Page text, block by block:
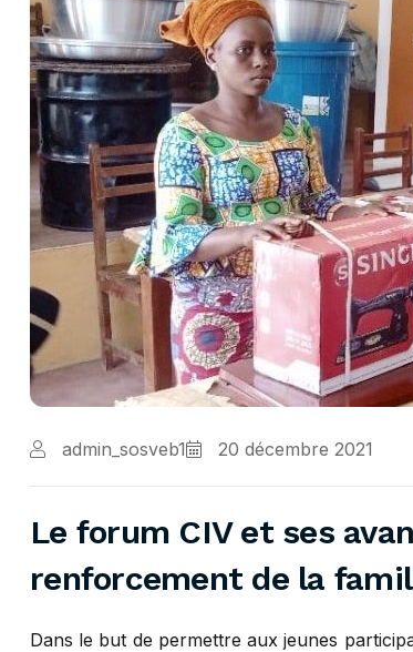
admin_sosveb1 20 décembre 2021
Le forum CIV et ses
renforcement de la
Dans le but de permettre aux jeunes